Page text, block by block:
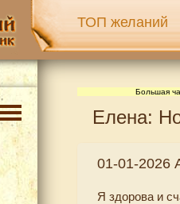
ТОП желаний
Большая
Елена:
01-01-2026
Я здорова и